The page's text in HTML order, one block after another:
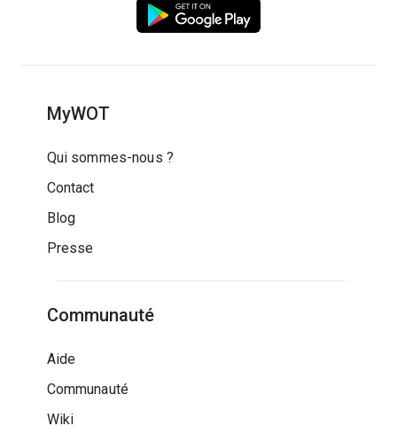
MyWOT
Qui sommes-nous ?
Contact
Blog
Presse
Communauté
Aide
Communauté
Wiki